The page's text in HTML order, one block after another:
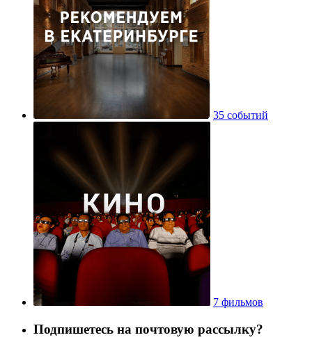
35 событий
7 фильмов
Подпишетесь на почтовую рассылку?